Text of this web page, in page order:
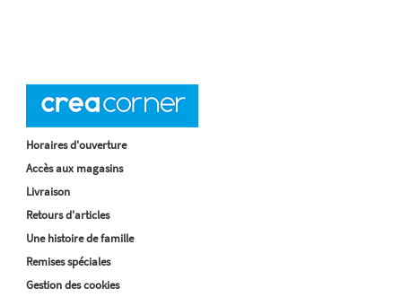
Horaires d'ouverture
Accès aux magasins
Livraison
Retours d'articles
Une histoire de famille
Remises spéciales
Gestion des cookies